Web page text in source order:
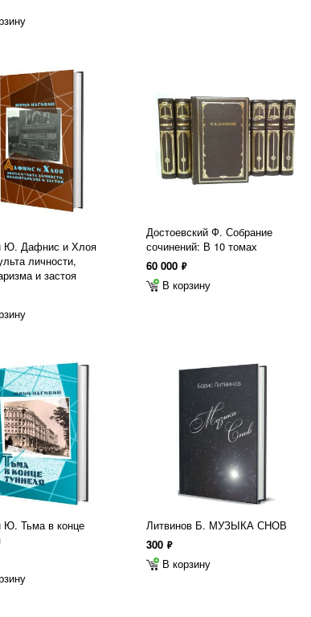
Ю. Дафнис и Хлоя
личности,
и застоя
Достоевский Ф. Собрание
сочинений: В 10 томах
60 000 ф
В корзину
Ю. Тьма в конце
Литвинов Б. МУЗЫКА СНОВ
300 ф
В корзину